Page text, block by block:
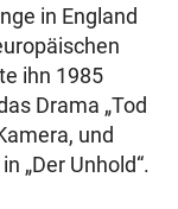
in England
ihn 1985
Drama „Tod
und
„Der Unhold“.